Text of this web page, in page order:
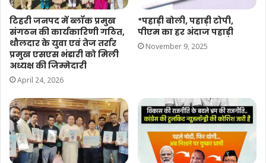
टिहरी जनपद में ब्लॉक प्रमुख
संगठन की कार्यकारिणी गठित,
थौलदार के युवा एवं तेज तर्रार
प्रमुख एसएस भंडारी को मिली
अध्यक्ष की जिम्मेदारी
April 24, 2026
*पहाड़ी बोली, पहाड़ी टोपी,
पीएम का हर अंदाज पहाड़ी
November 9, 2025